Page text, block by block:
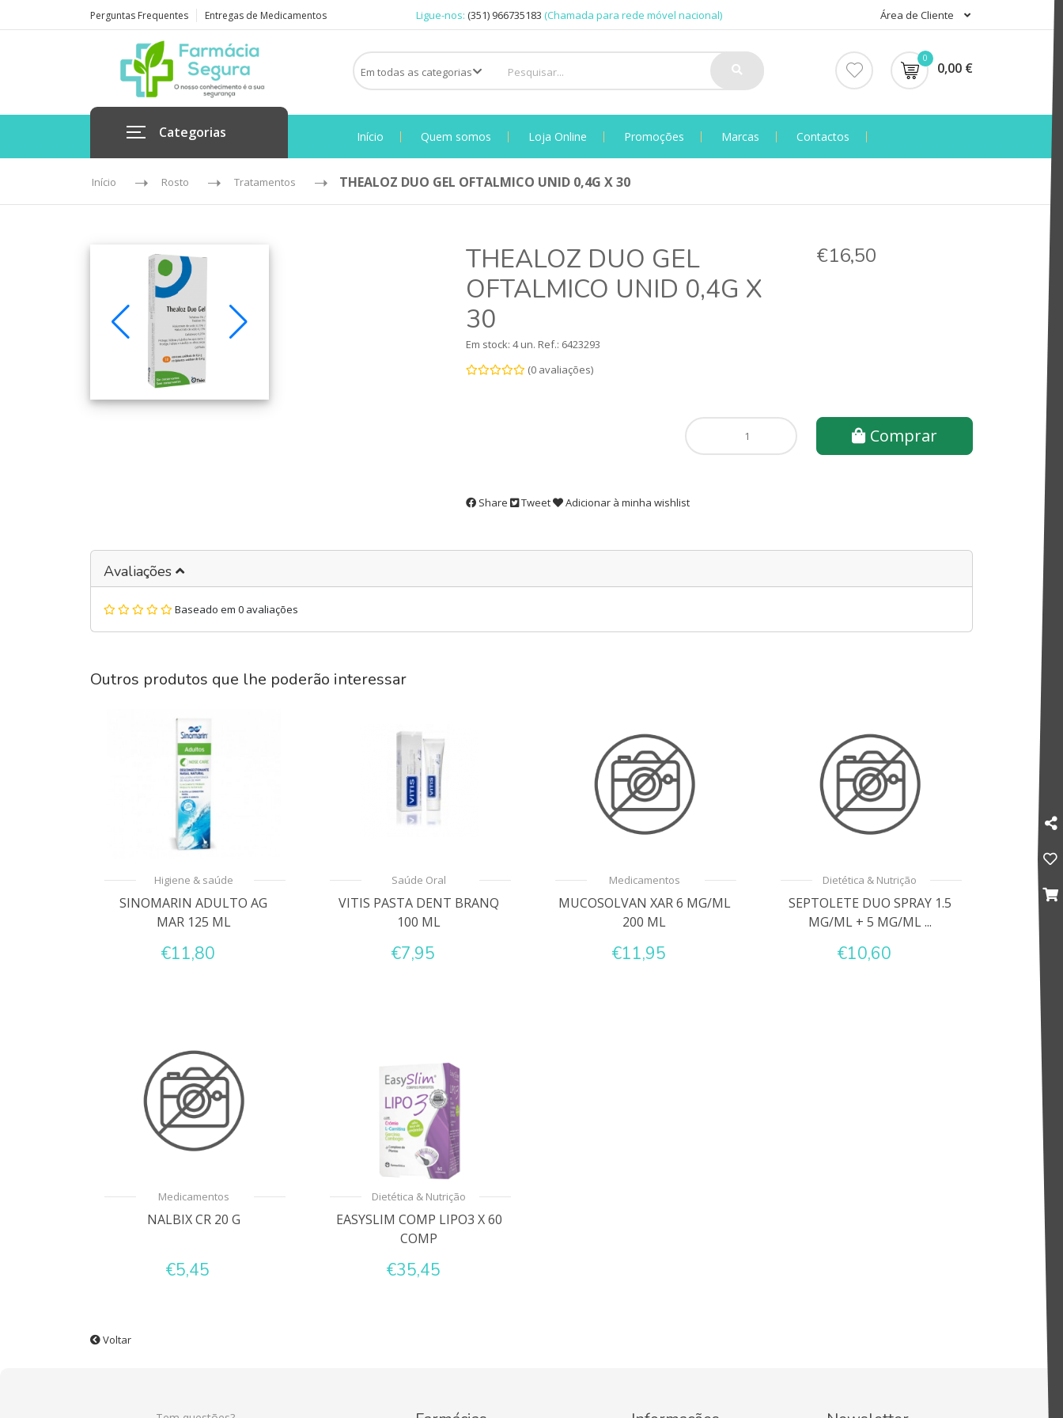
Perguntas Frequentes Entregas de Medicamentos Ligue-nos: (351) 966735183 (Chamada para rede móvel nacional) Área de Cliente
0
0,00 €
Categorias Início Quem somos Loja Online Promoções Marcas Contactos
Início Rosto Tratamentos THEALOZ DUO GEL OFTALMICO UNID 0,4G X 30
THEALOZ DUO GEL
OFTALMICO UNID 0,4G X
30
€16,50
Em stock: 4 un. Ref.: 6423293
(0 avaliações)
Comprar
Share Tweet Adicionar à minha wishlist
Avaliações
Baseado em 0 avaliações
Outros produtos que lhe poderão interessar
Higiene & saúde
SINOMARIN ADULTO AG
MAR 125 ML
€11,80
Saúde Oral
VITIS PASTA DENT BRANQ
100 ML
€7,95
Medicamentos
MUCOSOLVAN XAR 6 MG/ML
200 ML
€11,95
Dietética & Nutrição
SEPTOLETE DUO SPRAY 1.5
MG/ML + 5 MG/ML ...
€10,60
Medicamentos
NALBIX CR 20 G
€5,45
Dietética & Nutrição
EASYSLIM COMP LIPO3 X 60
COMP
€35,45
Voltar